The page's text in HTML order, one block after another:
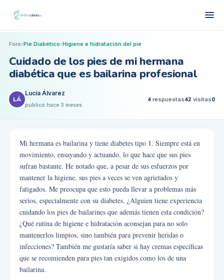
Foro›Pie Diabético›Higiene e hidratación del pie
Cuidado de los pies de mi hermana
diabética que es bailarina profesional
LÁ
Lucía Álvarez
publicó hace 3 meses
4 respuestas42 visitas0
Mi hermana es bailarina y tiene diabetes tipo 1. Siempre está en
movimiento, ensayando y actuando, lo que hace que sus pies
sufran bastante. He notado que, a pesar de sus esfuerzos por
mantener la higiene, sus pies a veces se ven agrietados y
fatigados. Me preocupa que esto pueda llevar a problemas más
serios, especialmente con su diabetes. ¿Alguien tiene experiencia
cuidando los pies de bailarines que además tienen esta condición?
¿Qué rutina de higiene e hidratación aconsejan para no solo
mantenerlos limpios, sino también para prevenir heridas o
infecciones? También me gustaría saber si hay cremas específicas
que se recomienden para pies tan exigidos como los de una
bailarina.